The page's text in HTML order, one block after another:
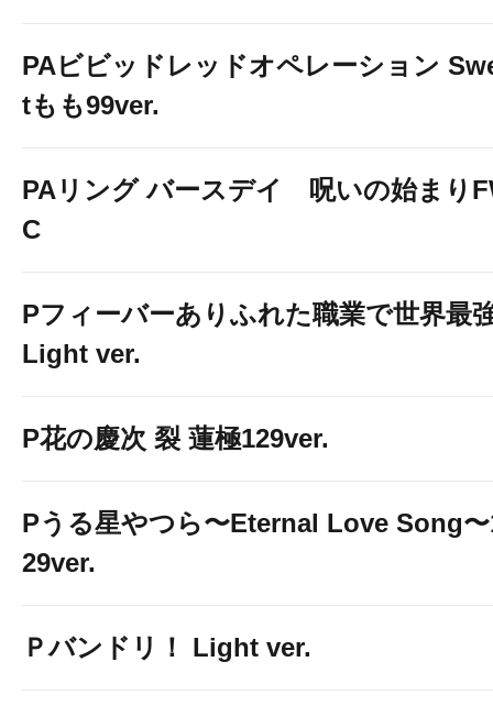
PAビビッドレッドオペレーション
tもも99ver.
PAリング バースデイ 呪いの始まり
C
Pフィーバーありふれた職業で世界最
Light ver.
P花の慶次 裂 蓮極129ver.
Pうる星やつら〜Eternal Love Song
29ver.
Ｐバンドリ！ Light ver.